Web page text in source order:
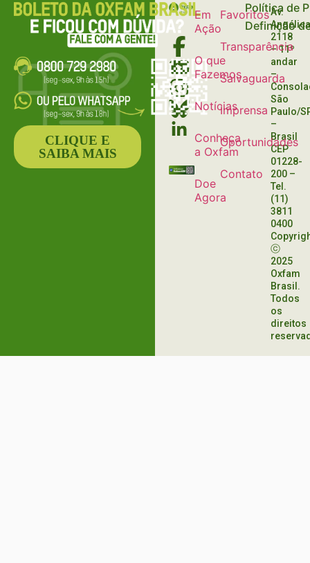
Em
Ação
O que
Fazemos
Notícias
Conheça
a Oxfam
Doe
Agora
Favoritos
Transparência
Salvaguarda
Imprensa
Oportunidades
Contato
Política de
Definição
Av.
2118
– 11º
andar
–
São
Paulo/
–
Brasil
CEP
01228-
200 –
Tel.
(11)
3811
0400
ⓒ
2025
Oxfam
Brasil.
Todos
os
direitos
CLIQUE E
SAIBA MAIS